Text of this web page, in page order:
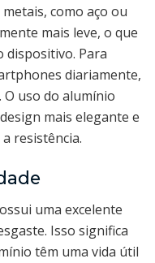
como aço ou
mais leve, o que
Para
diariamente,
O uso do alumínio
mais elegante e
resistência.
uma excelente
Isso significa
têm uma vida útil